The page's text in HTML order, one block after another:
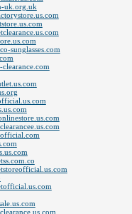
uk.org.uk
sunglasses.com